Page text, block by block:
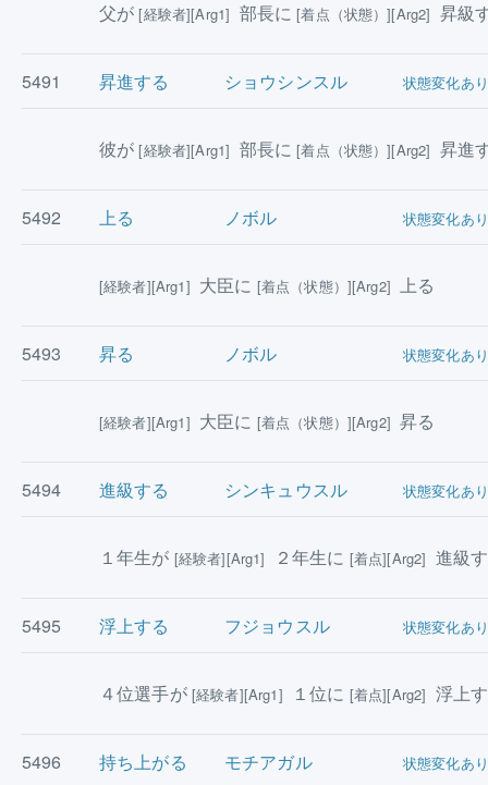
父が[経験者][Arg1] 部長に[着点（状態）][Arg2] 昇級
5491 昇進する ショウシンスル 状態変化あり
彼が[経験者][Arg1] 部長に[着点（状態）][Arg2] 昇進
5492 上る ノボル 状態変化あり
[経験者][Arg1] 大臣に [着点（状態）][Arg2] 上る
5493 昇る ノボル 状態変化あり
[経験者][Arg1] 大臣に [着点（状態）][Arg2] 昇る
5494 進級する シンキュウスル 状態変化あり
１年生が [経験者][Arg1] ２年生に [着点][Arg2] 進級
5495 浮上する フジョウスル 状態変化あり
４位選手が [経験者][Arg1] １位に [着点][Arg2] 浮上
5496 持ち上がる モチアガル 状態変化あり